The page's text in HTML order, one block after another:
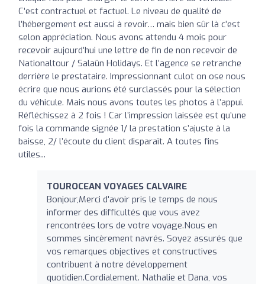
C’est contractuel et factuel. Le niveau de qualité de
l’hébergement est aussi à revoir… mais bien sûr là c’est
selon appréciation. Nous avons attendu 4 mois pour
recevoir aujourd’hui une lettre de fin de non recevoir de
Nationaltour / Salaün Holidays. Et l’agence se retranche
derrière le prestataire. Impressionnant culot on ose nous
écrire que nous aurions été surclassés pour la sélection
du véhicule. Mais nous avons toutes les photos à l’appui.
Réfléchissez à 2 fois ! Car l’impression laissée est qu’une
fois la commande signée 1/ la prestation s’ajuste à la
baisse, 2/ l’écoute du client disparaît. A toutes fins
utiles...
TOUROCEAN VOYAGES CALVAIRE
Bonjour,Merci d'avoir pris le temps de nous
informer des difficultés que vous avez
rencontrées lors de votre voyage.Nous en
sommes sincèrement navrés. Soyez assurés que
vos remarques objectives et constructives
contribuent à notre développement
quotidien.Cordialement. Nathalie et Dana, vos